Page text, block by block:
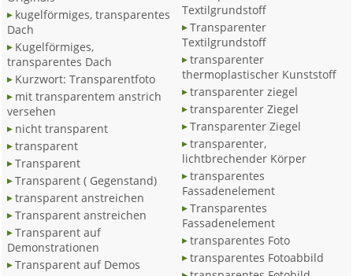
kugelförmiges, transparentes
Dach
Kugelförmiges,
transparentes Dach
Kurzwort: Transparentfoto
mit transparentem anstrich
versehen
nicht transparent
transparent
Transparent
Transparent ( Gegenstand)
transparent anstreichen
Transparent anstreichen
Transparent auf
Demonstrationen
Transparent auf Demos
Textilgrundstoff
Transparenter
Textilgrundstoff
transparenter
thermoplastischer Kunststoff
transparenter ziegel
transparenter Ziegel
Transparenter Ziegel
transparenter,
lichtbrechender Körper
transparentes
Fassadenelement
Transparentes
Fassadenelement
transparentes Foto
transparentes Fotoabbild